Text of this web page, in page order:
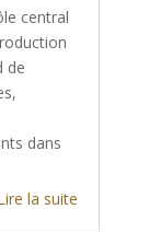
central
de
dans
la suite